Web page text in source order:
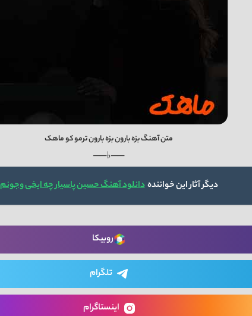
متن آهنگ بزه بارون بزه بارون ترمو کو ماهک
──♭──
دیگر آثار این خوانندهدانلود آهنگ حسین پاسیار چه ایخی وجونم
روبیکا
تلگرام
اینستاگرام